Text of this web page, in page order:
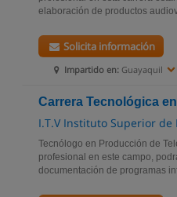
elaboración de productos
Impartido en: Guayaquil
Solicita información
Carrera Tecnológica
I.T.V Instituto Superior de
Tecnólogo en Producción de
profesional en este campo,
documentación de programas